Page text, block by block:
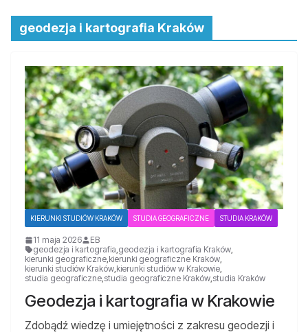
geodezja i kartografia Kraków
KIERUNKI STUDIÓW KRAKÓW STUDIA GEOGRAFICZNE STUDIA KRAKÓW
11 maja 2026
EB
geodezja i kartografia,geodezja i kartografia Kraków,
kierunki geograficzne,kierunki geograficzne Kraków,
kierunki studiów Kraków,kierunki studiów w Krakowie,
studia geograficzne,studia geograficzne Kraków,studia Kraków
Geodezja i kartografia w Krakowie
Zdobądź wiedzę i umiejętności z zakresu geodezji i